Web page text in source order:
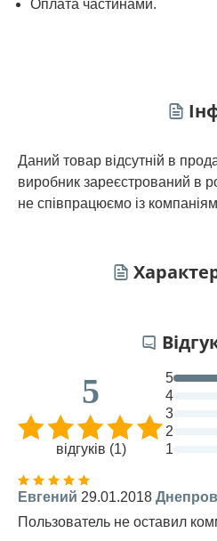
Оплата частинами.
Даний товар відсутній в
виробник зареєстрований в
не співпрацюємо із
5
відгуків (1)
5
4
3
2
1
Евгений 29.01.2018
Пользователь не оставил